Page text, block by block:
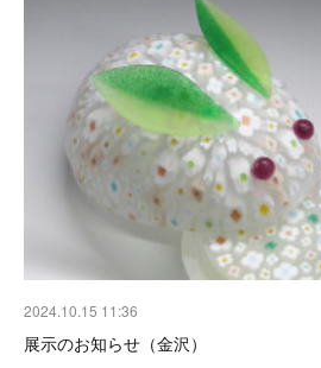
2024.10.15 11:36
展示のお知らせ（金沢）